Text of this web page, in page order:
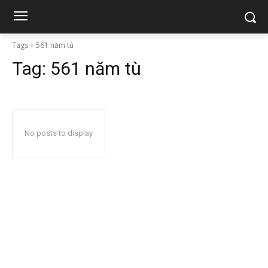
Tags 561 năm tù
Tag: 561 năm tù
No posts to display